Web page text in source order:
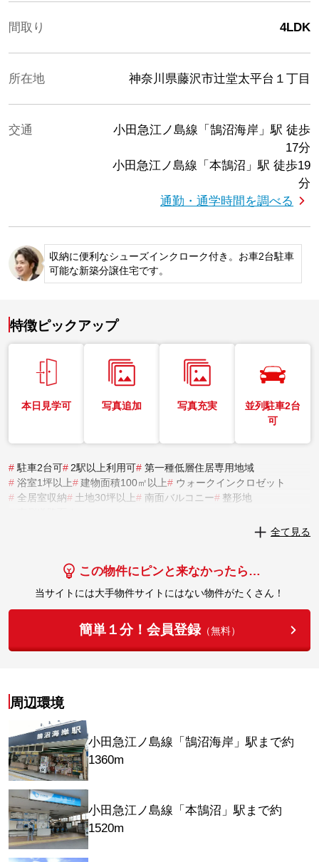
間取り 4LDK
所在地 神奈川県藤沢市辻堂太平台１丁目
交通 小田急江ノ島線「鵠沼海岸」駅 徒歩
17分
小田急江ノ島線「本鵠沼」駅 徒歩19
分
通勤・通学時間を調べる
収納に便利なシューズインクローク付き。お車2台駐車
可能な新築分譲住宅です。
特徴ピックアップ
本日見学可 写真追加 写真充実
並列駐車2台
可
# 駐車2台可# 2駅以上利用可# 第一種低層住居専用地域
# 浴室1坪以上# 建物面積100㎡以上# ウォークインクロゼット
# 全居室収納# 土地30坪以上# 南面バルコニー# 整形地
全て見る
この物件にピンと来なかったら…
当サイトには大手物件サイトにはない物件がたくさん！
簡単１分！会員登録（無料）
周辺環境
小田急江ノ島線「鵠沼海岸」駅まで約
1360m
小田急江ノ島線「本鵠沼」駅まで約
1520m